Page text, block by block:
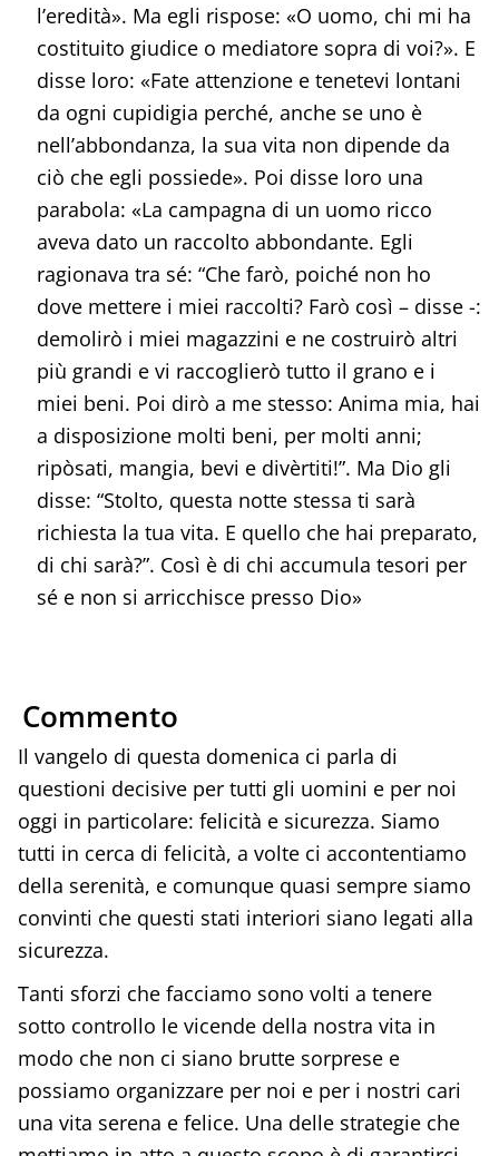
l’eredità». Ma egli rispose: «O uomo, chi mi ha
costituito giudice o mediatore sopra di voi?». E
disse loro: «Fate attenzione e tenetevi lontani
da ogni cupidigia perché, anche se uno è
nell’abbondanza, la sua vita non dipende da
ciò che egli possiede». Poi disse loro una
parabola: «La campagna di un uomo ricco
aveva dato un raccolto abbondante. Egli
ragionava tra sé: “Che farò, poiché non ho
dove mettere i miei raccolti? Farò così – disse -:
demolirò i miei magazzini e ne costruirò altri
più grandi e vi raccoglierò tutto il grano e i
miei beni. Poi dirò a me stesso: Anima mia, hai
a disposizione molti beni, per molti anni;
ripòsati, mangia, bevi e divèrtiti!”. Ma Dio gli
disse: “Stolto, questa notte stessa ti sarà
richiesta la tua vita. E quello che hai preparato,
di chi sarà?”. Così è di chi accumula tesori per
sé e non si arricchisce presso Dio»
Commento
Il vangelo di questa domenica ci parla di
questioni decisive per tutti gli uomini e per noi
oggi in particolare: felicità e sicurezza. Siamo
tutti in cerca di felicità, a volte ci accontentiamo
della serenità, e comunque quasi sempre siamo
convinti che questi stati interiori siano legati alla
sicurezza.
Tanti sforzi che facciamo sono volti a tenere
sotto controllo le vicende della nostra vita in
modo che non ci siano brutte sorprese e
possiamo organizzare per noi e per i nostri cari
una vita serena e felice. Una delle strategie che